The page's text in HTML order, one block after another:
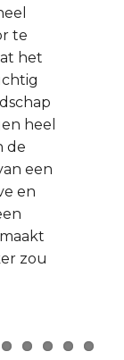
te
het
heel
de
een
en
zou